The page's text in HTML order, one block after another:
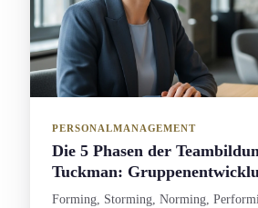
PERSONALMANAGEMENT
Die 5 Phasen der
Tuckman:
Forming, Storming, Norming,